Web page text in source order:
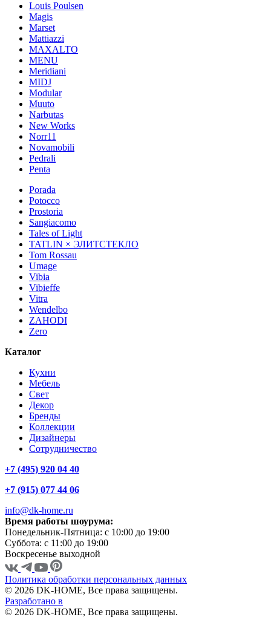
Louis Poulsen
Magis
Marset
Mattiazzi
MAXALTO
MENU
Meridiani
MIDJ
Modular
Muuto
Narbutas
New Works
Norr11
Novamobili
Pedrali
Penta
Porada
Potocco
Prostoria
Sangiacomo
Tales of Light
TATLIN × ЭЛИТСТЕКЛО
Tom Rossau
Umage
Vibia
Vibieffe
Vitra
Wendelbo
ZAHODI
Zero
Каталог
Кухни
Мебель
Свет
Декор
Бренды
Коллекции
Дизайнеры
Сотрудничество
+7 (495) 920 04 40
+7 (915) 077 44 06
info@dk-home.ru
Время работы шоурума:
Понедельник-Пятница: c 10:00 до 19:00
Суббота: c 11:00 до 19:00
Воскресенье выходной
Политика обработки персональных данных
© 2026 DK-HOME, Все права защищены.
Разработано в
© 2026 DK-HOME, Все права защищены.